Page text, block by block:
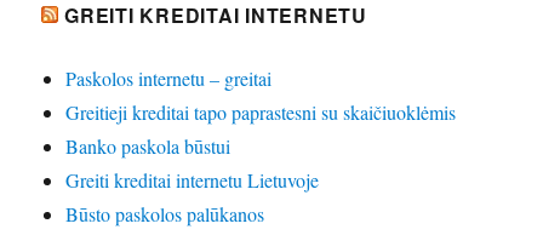
GREITI KREDITAI INTERNETU
Paskolos internetu – greitai
Greitieji kreditai tapo paprastesni su skaičiuoklėmis
Banko paskola būstui
Greiti kreditai internetu Lietuvoje
Būsto paskolos palūkanos